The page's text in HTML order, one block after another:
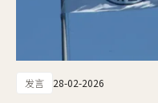
发言 28-02-2026